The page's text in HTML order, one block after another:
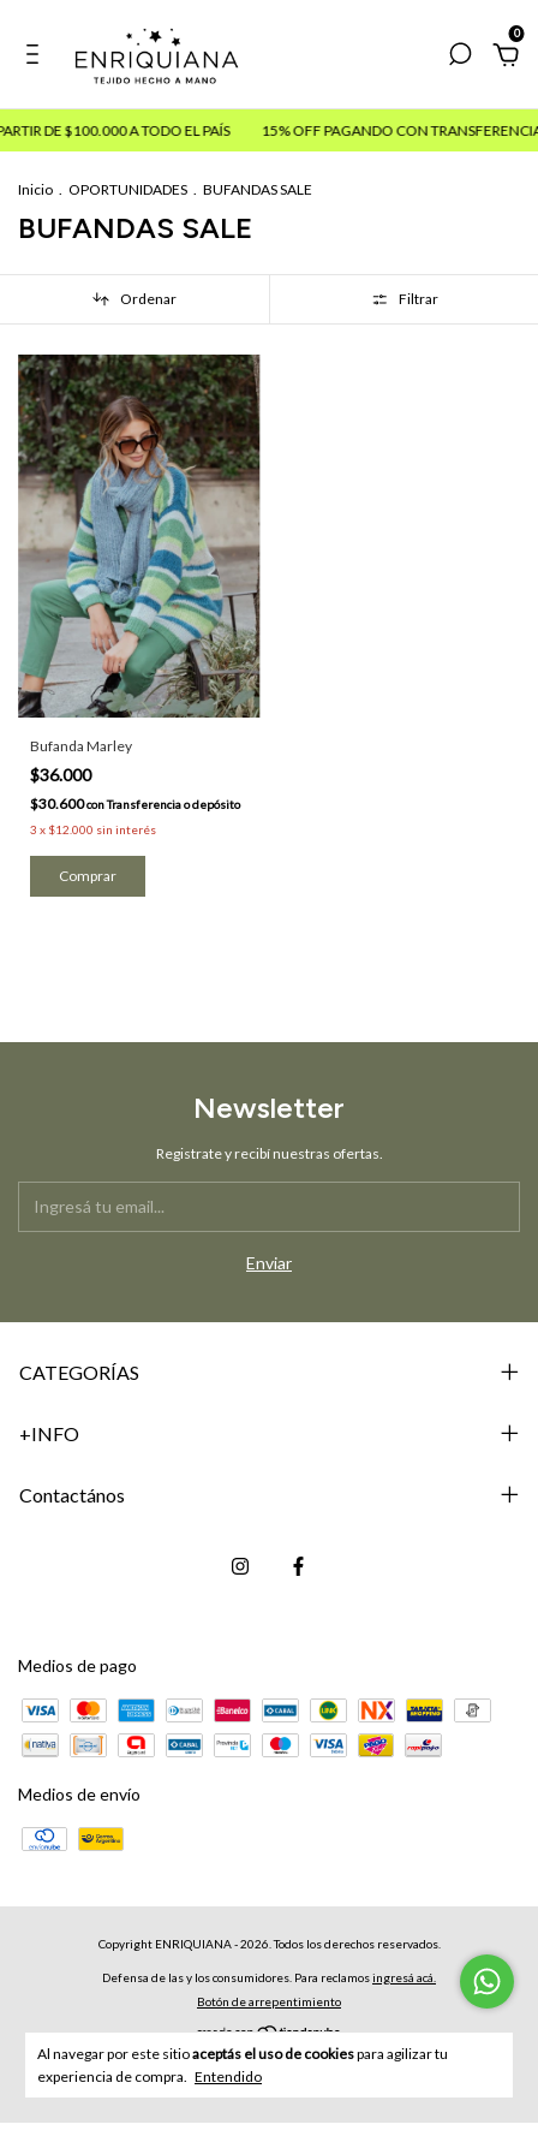
0
DE $100.000 A TODO EL PAÍS 15% OFF PAGANDO CON TRANSFERENCIA
Al navegar por este sitioaceptás el uso de cookiespara agilizar tu
experiencia de compra. Entendido
Inicio . OPORTUNIDADES . BUFANDAS SALE
BUFANDAS SALE
Ordenar Filtrar
Bufanda Marley
$36.000
$30.600conTransferencia o depósito
3 x $12.000 sin interés
Comprar
Newsletter
Registrate y recibí nuestras ofertas.
CATEGORÍAS
+INFO
Contactános
Medios de pago
Medios de envío
Copyright ENRIQUIANA - 2026. Todos los derechos reservados.
Defensa de las y los consumidores. Para reclamosingresá acá.
Botón de arrepentimiento